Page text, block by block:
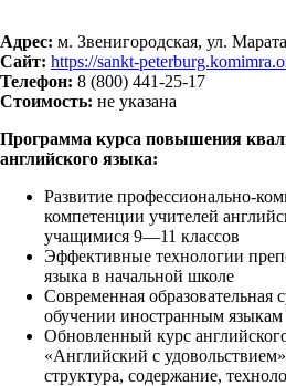
Адрес: м. Звенигородская, ул.
Сайт: https://sankt-
Телефон: 8 (800) 441-25-17
Стоимость: не указана
Программа курса повышения
английского языка:
Развитие профессионально-
компетенции учителей
учащимися 9—11 классов
Эффективные технологии
языка в начальной школе
Современная образовательная
обучении иностранным языкам
Обновленный курс
«Английский с
структура, содержание,